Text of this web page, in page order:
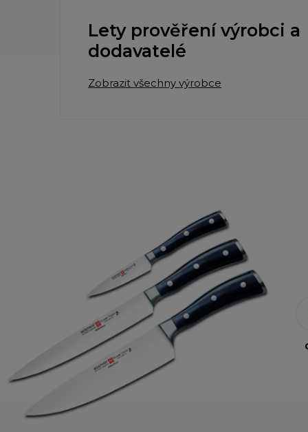
Lety prověření výrobci a
dodavatelé
Zobrazit všechny výrobce